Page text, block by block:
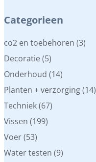
Categorieen
Categorieen
co2 en toebehoren (3)
Decoratie (5)
Onderhoud (14)
Planten + verzorging(14)
Techniek(67)
Vissen (199)
Voer(53)
Water testen (9)